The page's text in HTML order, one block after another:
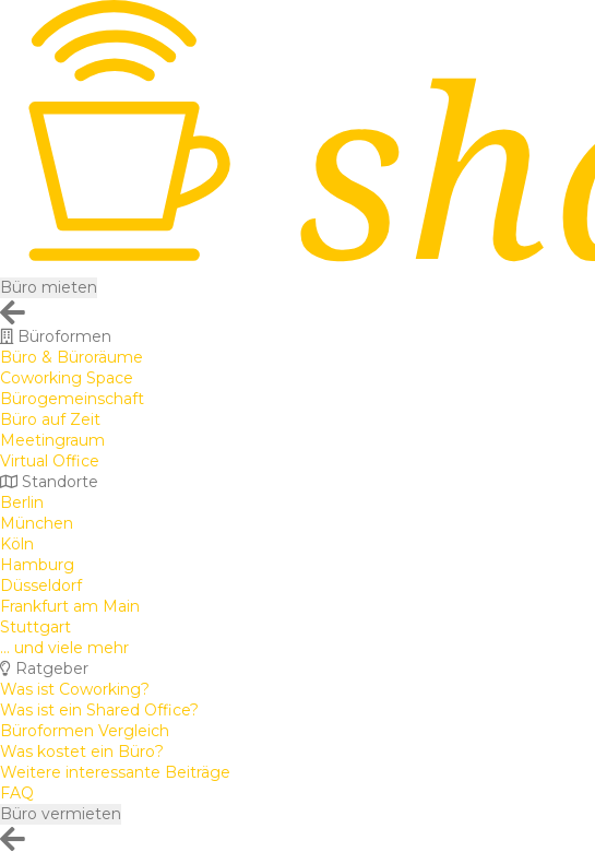
Büro mieten
Büroformen
Büro & Büroräume
Coworking Space
Bürogemeinschaft
Büro auf Zeit
Meetingraum
Virtual Office
Standorte
Berlin
München
Köln
Hamburg
Düsseldorf
Frankfurt am Main
Stuttgart
... und viele mehr
Ratgeber
Was ist Coworking?
Was ist ein Shared Office?
Büroformen Vergleich
Was kostet ein Büro?
Weitere interessante Beiträge
FAQ
Büro vermieten